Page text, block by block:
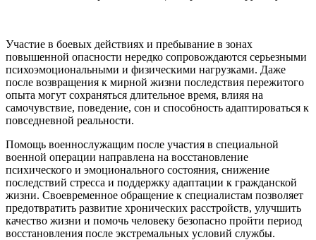
Участие в боевых действиях и пребывание в зонах
повышенной опасности нередко сопровождаются серьезными
психоэмоциональными и физическими нагрузками. Даже
после возвращения к мирной жизни последствия пережитого
опыта могут сохраняться длительное время, влияя на
самочувствие, поведение, сон и способность адаптироваться к
повседневной реальности.
Помощь военнослужащим после участия в специальной
военной операции направлена на восстановление
психического и эмоционального состояния, снижение
последствий стресса и поддержку адаптации к гражданской
жизни. Своевременное обращение к специалистам позволяет
предотвратить развитие хронических расстройств, улучшить
качество жизни и помочь человеку безопасно пройти период
восстановления после экстремальных условий службы.